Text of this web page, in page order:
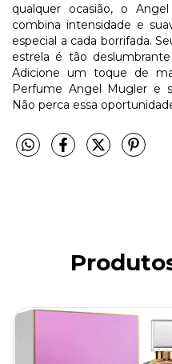
qualquer ocasião, o
combina intensidade e
especial a cada borrifada.
estrela é tão
Adicione um toque de
Perfume Angel Mugler e
Não perca essa